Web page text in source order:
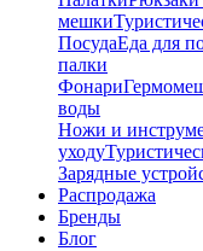
мешки
ПосудаЕда для
палки
Фонари
воды
Ножи и
уходу
Зарядные
Распродажа
Бренды
Блог